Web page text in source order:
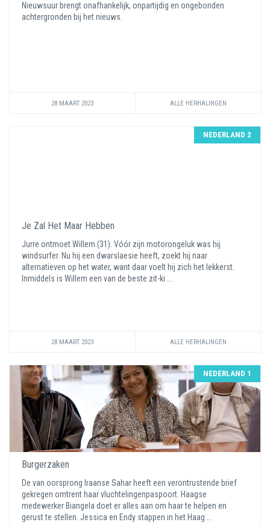
Nieuwsuur brengt onafhankelijk, onpartijdig en ongebonden
achtergronden bij het nieuws.
28 MAART 2023 ALLE HERHALINGEN
NEDERLAND 2
Je Zal Het Maar Hebben
Jurre ontmoet Willem (31). Vóór zijn motorongeluk was hij
windsurfer. Nu hij een dwarslaesie heeft, zoekt hij naar
alternatieven op het water, want daar voelt hij zich het lekkerst.
Inmiddels is Willem een van de beste zit-ki ...
28 MAART 2023 ALLE HERHALINGEN
NEDERLAND 1
Burgerzaken
De van oorsprong Iraanse Sahar heeft een verontrustende brief
gekregen omtrent haar vluchtelingenpaspoort. Haagse
medewerker Biangela doet er alles aan om haar te helpen en
gerust te stellen. Jessica en Endy stappen in het Haag ...